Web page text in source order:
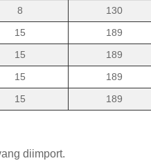
8 130
15 189
15 189
15 189
15 189
diimport.